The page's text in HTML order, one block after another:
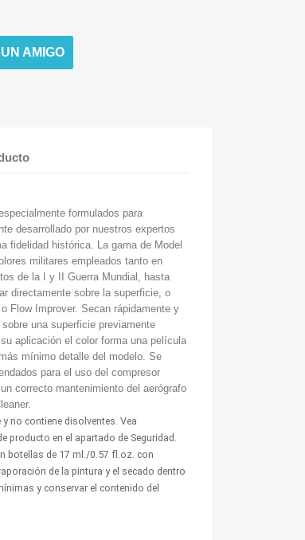
AMIGO
formulados para
desarrollado por nuestros expertos
fidelidad histórica. La gama de Model
militares empleados tanto en
de la I y II Guerra Mundial, hasta
directamente sobre la superficie, o
Flow Improver. Secan rápidamente y
una superficie previamente
aplicación el color forma una película
mínimo detalle del modelo. Se
para el uso del compresor
correcto mantenimiento del aerógrafo
no contiene disolventes. Vea
producto en el apartado de Seguridad.
botellas de 17 ml./0.57 fl.oz. con
de la pintura y el secado dentro
y conservar el contenido del